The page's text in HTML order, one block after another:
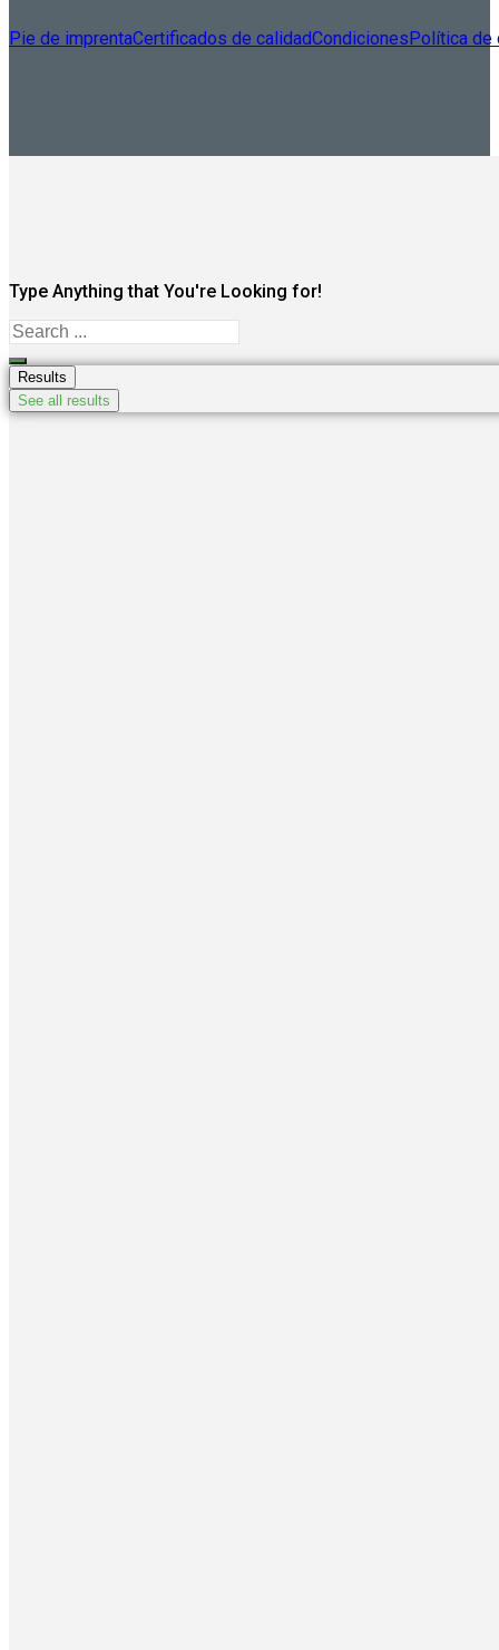
Pie de imprentaCertificados de calidadCondicionesPolítica de
Type Anything that You're Looking for!
Search
...
Results
See all results